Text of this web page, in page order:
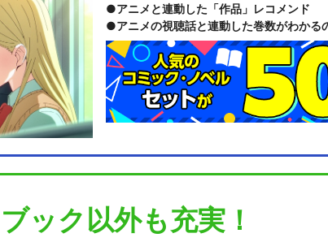
アニメと連動した「作品」レコメンド
アニメの視聴話と連動した巻数がわかる
ック以外も充実！